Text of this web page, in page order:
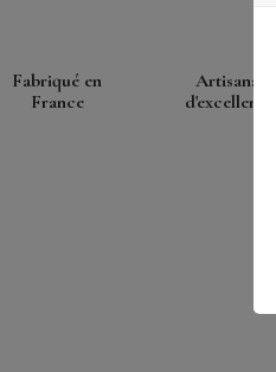
Fabriqué en
France
Artisanat
d'excellence